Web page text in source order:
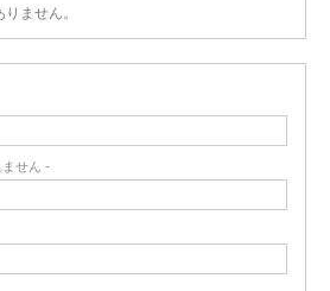
ません。
せん -